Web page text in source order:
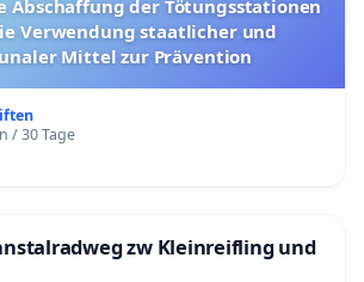
Verwendung staatlicher und
Mittel zur Prävention
/ 30 Tage
zw Kleinreifling und